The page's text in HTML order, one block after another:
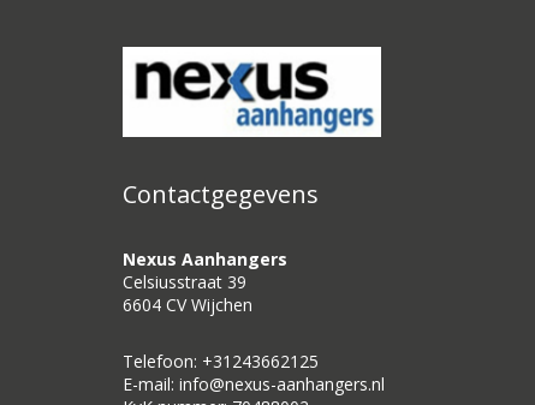
Contactgegevens
Nexus Aanhangers
Celsiusstraat 39
6604 CV Wijchen
Telefoon: +31243662125
E-mail: info@nexus-aanhangers.nl